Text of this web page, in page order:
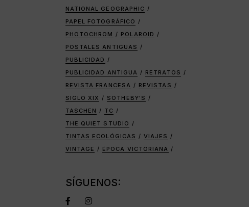
NATIONAL GEOGRAPHIC
PAPEL FOTOGRÁFICO
PHOTOCHROM
POLAROID
POSTALES ANTIGUAS
PUBLICIDAD
PUBLICIDAD ANTIGUA
RETRATOS
REVISTA FRANCESA
REVISTAS
SIGLO XIX
SOTHEBY'S
TASCHEN
TC
THE QUIET STUDIO
TINTAS ECOLÓGICAS
VIAJES
VINTAGE
ÉPOCA VICTORIANA
SÍGUENOS: